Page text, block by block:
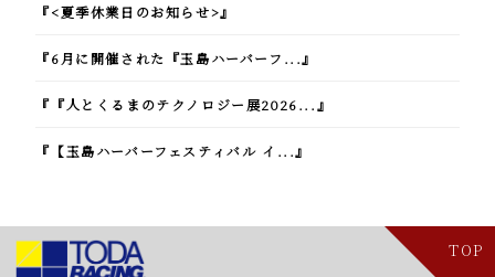
『<夏季休業日のお知らせ>』
『6月に開催された『玉島ハーバーフ...』
『『人とくるまのテクノロジー展2026...』
『【玉島ハーバーフェスティバル イ...』
TOP